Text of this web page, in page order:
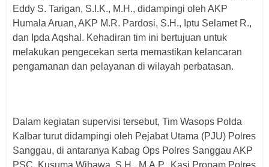
Eddy S. Tarigan, S.I.K., M.H., didampingi oleh AKP
Humala Aruan, AKP M.R. Pardosi, S.H., Iptu Selamet R.,
dan Ipda Aqshal. Kehadiran tim ini bertujuan untuk
melakukan pengecekan serta memastikan kelancaran
pengamanan dan pelayanan di wilayah perbatasan.
Dalam kegiatan supervisi tersebut, Tim Wasops Polda
Kalbar turut didampingi oleh Pejabat Utama (PJU) Polres
Sanggau, di antaranya Kabag Ops Polres Sanggau AKP
PSC. Kusuma Wibawa, S.H., M.A.P., Kasi Propam Polres